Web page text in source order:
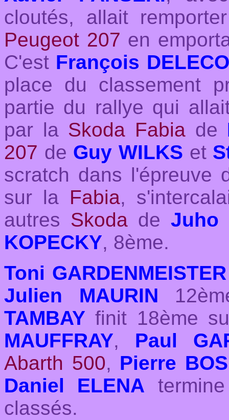
cloutés, allait
Peugeot 207 en
C'est François
place du classement
partie du rallye qui
par la Skoda Fabia de
207 de Guy WILKS et
scratch dans l'épreuve
sur la Fabia,
autres Skoda deJuho
KOPECKY, 8ème.
Toni GARDENMEISTER
Julien MAURIN
TAMBAY finit 18ème
MAUFFRAY, Paul
Abarth 500, Pierre BOS
Daniel ELENA
classés.